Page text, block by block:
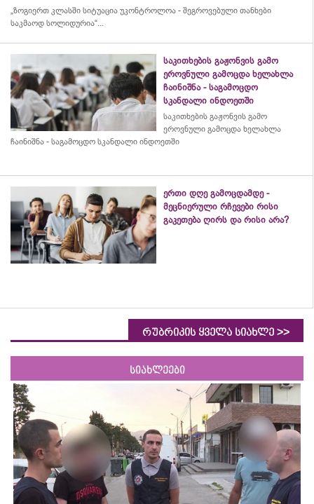
„ზოგიერთ კლასში სიტუაცია უკონტროლოა - შეგროვებული თანხები
საკმაოდ სოლიდურია“...
საკითხების გაჟონვის გამო
ეროვნული გამოცდა ხელახლა
ჩაინიშნა - საგამოცდო
სკანდალი ინდოეთში
საკითხების გაჟონვის გამო
ეროვნული გამოცდა ხელახლა
ჩაინიშნა - საგამოცდო სკანდალი ინდოეთში
ერთი დღე გამოცდამდე -
მეცნიერული რჩევები რისი
გაკეთება ღირს და რისი არა?
რუბრიკის ყველა სიახლე >>
სიახლეები